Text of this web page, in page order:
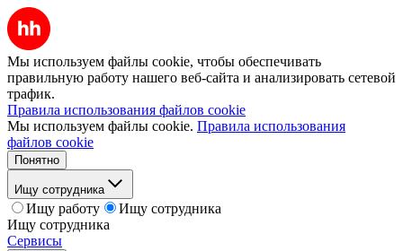
Мы используем файлы cookie, чтобы обеспечивать
правильную работу нашего веб-сайта и анализировать сетевой
трафик.
Правила использования файлов cookie
Мы используем файлы cookie. Правила использования
файлов cookie
Понятно
Ищу сотрудника
Ищу работу
Ищу сотрудника
Ищу сотрудника
Сервисы